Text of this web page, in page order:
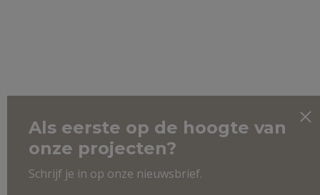
Als eerste op de hoogte van
onze projecten?
Schrijf je in op onze nieuwsbrief.